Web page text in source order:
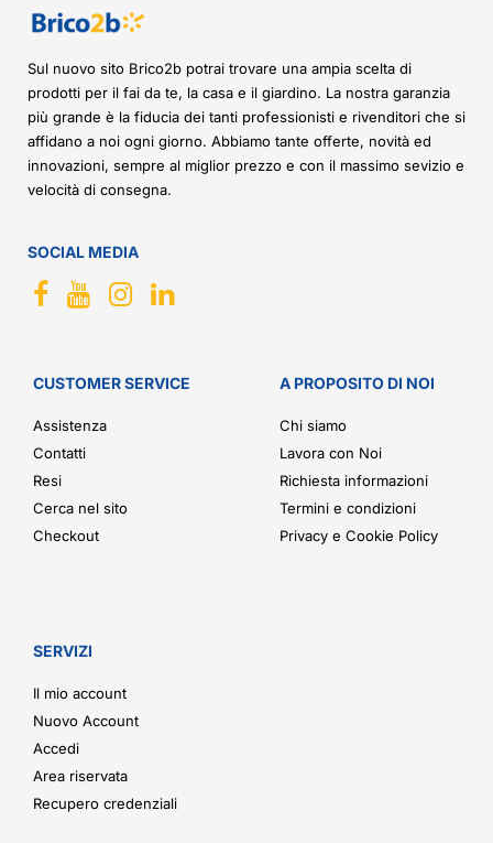
Sul nuovo sito Brico2b potrai trovare una ampia scelta di
prodotti per il fai da te, la casa e il giardino. La nostra garanzia
più grande è la fiducia dei tanti professionisti e rivenditori che si
affidano a noi ogni giorno. Abbiamo tante offerte, novità ed
innovazioni, sempre al miglior prezzo e con il massimo sevizio e
velocità di consegna.
SOCIAL MEDIA
CUSTOMER SERVICE
Assistenza
Contatti
Resi
Cerca nel sito
Checkout
A PROPOSITO DI NOI
Chi siamo
Lavora con Noi
Richiesta informazioni
Termini e condizioni
Privacy e Cookie Policy
SERVIZI
Il mio account
Nuovo Account
Accedi
Area riservata
Recupero credenziali